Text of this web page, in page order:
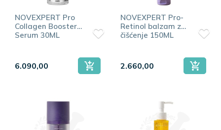
NOVEXPERT Pro
Collagen Booster
Serum 30ML
6.090,00
NOVEXPERT Pro-
Retinol balzam za
čišćenje 150ML
2.660,00